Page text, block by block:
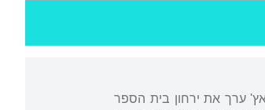
ערך את ירחון בית הספר